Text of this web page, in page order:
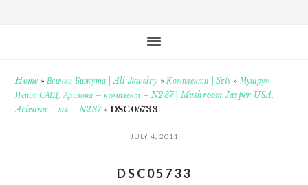
Home»Всички Бижута | All Jewelry »Комплекти | Sets » Мушрум
Яспис САЩ, Аризона – комплект – N237 | Mushroom Jasper USA,
Arizona – set – N237» DSC05733
JULY 4, 2011
DSC05733